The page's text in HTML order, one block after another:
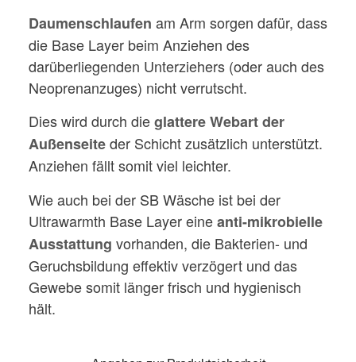
Daumenschlaufen am Arm sorgen dafür, dass
die Base Layer beim Anziehen des
darüberliegenden Unterziehers (oder auch des
Neoprenanzuges) nicht verrutscht.
Dies wird durch dieglattere Webart der
Außenseiteder Schicht zusätzlich unterstützt.
Anziehen fällt somit viel leichter.
Wie auch bei der SB Wäsche ist bei der
Ultrawarmth Base Layer eineanti-mikrobielle
Ausstattung vorhanden, die Bakterien- und
Geruchsbildung effektiv verzögert und das
Gewebe somit länger frisch und hygienisch
hält.